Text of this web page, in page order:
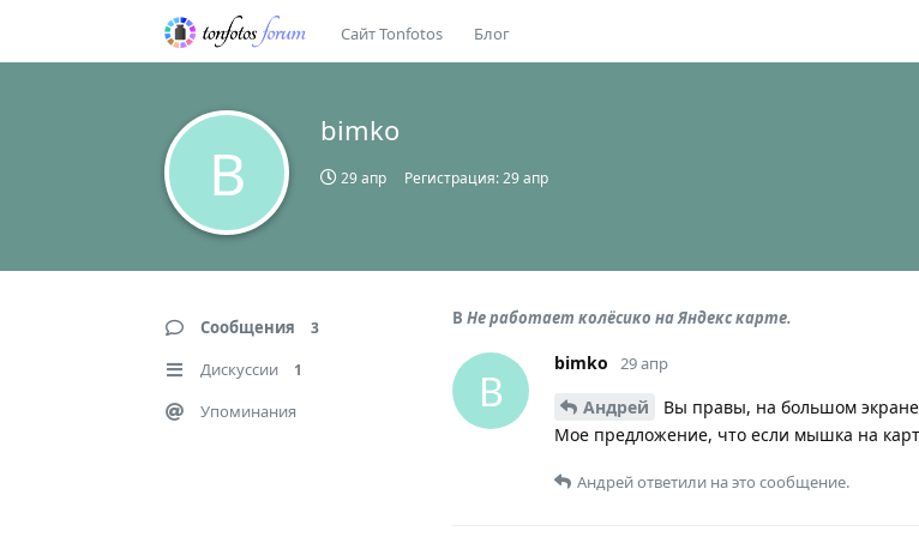
Сайт Tonfotos Блог
B
bimko
29 апр Регистрация:29 апр
Сообщения 3
Дискуссии 1
Упоминания
В Не работает колёсико на Яндекс карте.
B
bimko 29 апр
Андрей
Вы правы, на большом экране
Мое предложение, что если мышка на
Андрейответили на это сообщение.